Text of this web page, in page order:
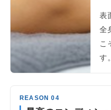
表
全
こ
す。
REASON 04